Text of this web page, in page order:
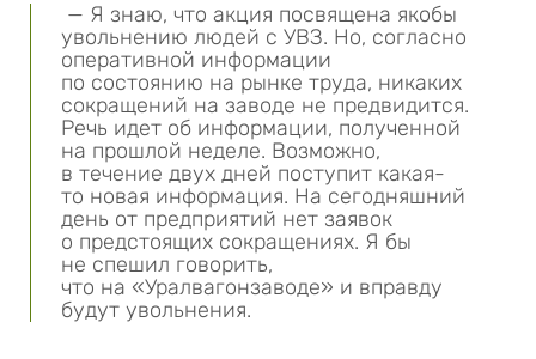
— Я знаю, что акция посвящена якобы
увольнению людей с УВЗ. Но, согласно
оперативной информации
по состоянию на рынке труда, никаких
сокращений на заводе не предвидится.
Речь идет об информации, полученной
на прошлой неделе. Возможно,
в течение двух дней поступит какая-
то новая информация. На сегодняшний
день от предприятий нет заявок
о предстоящих сокращениях. Я бы
не спешил говорить,
что на «Уралвагонзаводе» и вправду
будут увольнения.